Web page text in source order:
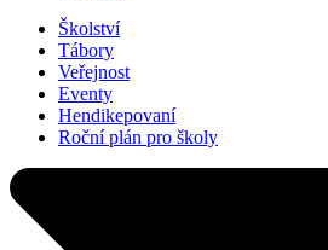
Školství
Tábory
Veřejnost
Eventy
Hendikepovaní
Roční plán pro školy